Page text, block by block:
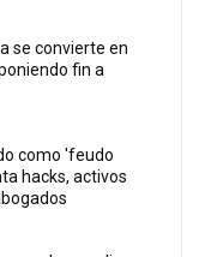
se convierte en
fin a
como 'feudo
hacks, activos